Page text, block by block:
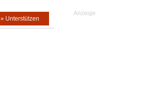
» Unterstützen